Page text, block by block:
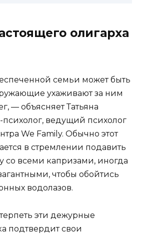
олигарха
семьи может быть
ухаживают за ним
— объясняет Татьяна
ведущий психолог
We Family. Обычно этот
в стремлении подавить
со всеми капризами, иногда
чтобы обойтись
водолазов.
эти дежурные
подтвердит свои